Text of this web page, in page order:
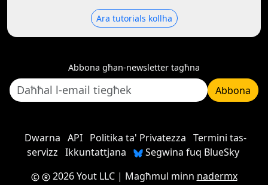
Ara tutorials kollha
Abbona għan-newsletter tagħna
Abbona
Dwarna API Politika ta' Privatezza Termini tas-
servizz Ikkuntattjana
Segwina fuq BlueSky
2026 Yout LLC| Magħmul minn nadermx